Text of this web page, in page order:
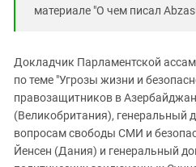
материале "О чем писал
Докладчик Парламентской
по теме "Угрозы жизни и
правозащитников в
(Великобритания), генеральный
вопросам свободы СМИ и
Йенсен (Дания) и генеральный